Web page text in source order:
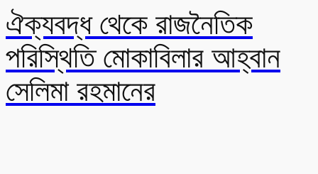
ঐক্যবদ্ধ থেকে রাজনৈতিক
পরিস্থিতি মোকাবিলার আহ্বান
সেলিমা রহমানের